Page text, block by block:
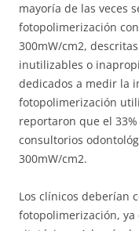
mayoría de las veces
fotopolimerización
300mW/cm2,
inutilizables o
dedicados a medir la
fotopolimerización
reportaron que el
consultorios
300mW/cm2.
Los clínicos deberían
fotopolimerización,